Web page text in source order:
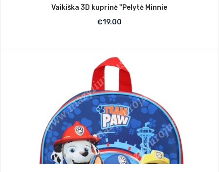
Vaikiška 3D kuprinė "Pelytė Minnie
€19.00